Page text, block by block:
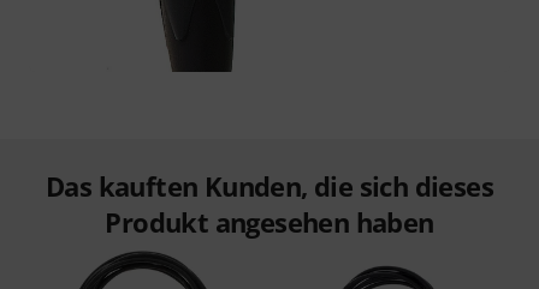
Das kauften Kunden, die sich dieses
Produkt angesehen haben